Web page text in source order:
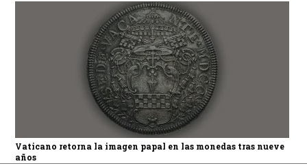
Vaticano retorna la imagen papal en las monedas tras nueve
años